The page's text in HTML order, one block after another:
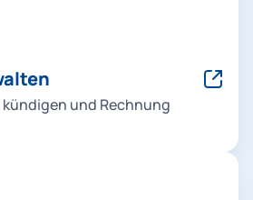
und Rechnung